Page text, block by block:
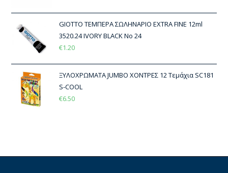
GIOTTO ΤΕΜΠΕΡΑ ΣΩΛΗΝΑΡΙΟ EXTRA FINE 12ml
3520.24 IVORY BLACK No 24
€1.20
ΞΥΛΟΧΡΩΜΑΤΑ JUMBO ΧΟΝΤΡΕΣ 12 Τεμάχια SC181
S-COOL
€6.50